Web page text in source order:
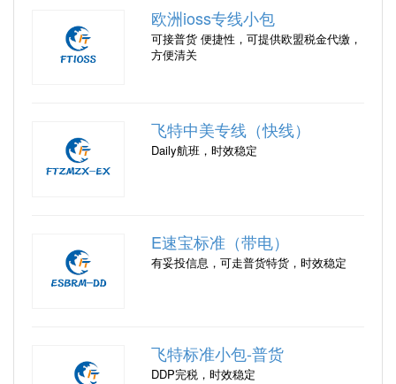
欧洲ioss专线小包
可接普货 便捷性，可提供欧盟税金代缴，
方便清关
飞特中美专线（快线）
Daily航班，时效稳定
E速宝标准（带电）
有妥投信息，可走普货特货，时效稳定
飞特标准小包-普货
DDP完税，时效稳定